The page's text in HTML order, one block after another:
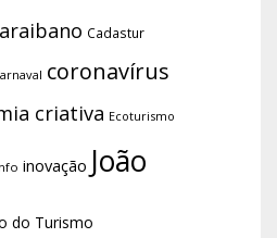
Cadastur
coronavírus
criativa Ecoturismo
inovação João
do Turismo